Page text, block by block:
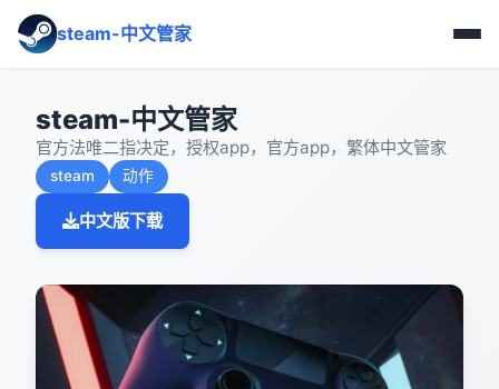
steam-中文管家
steam-中文管家
官方法唯二指决定，授权app，官方app，繁体中文管家
steam 动作
中文版下载